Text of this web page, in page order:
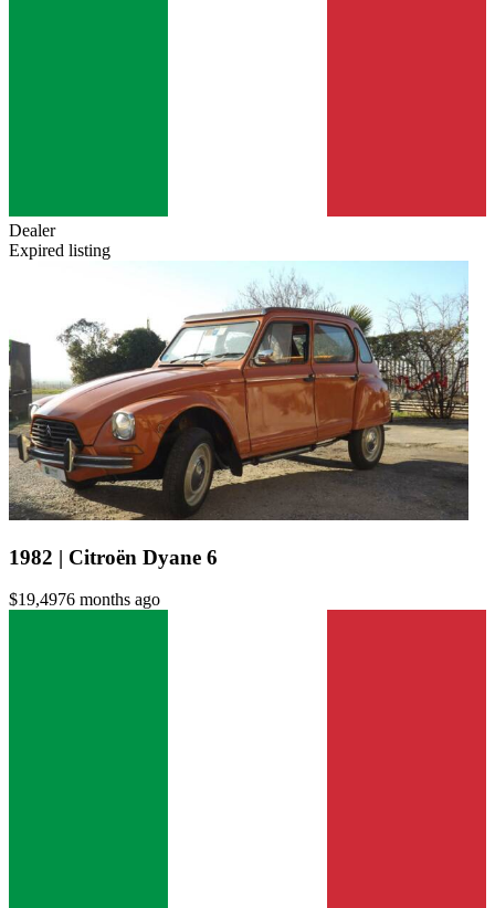
Dealer
Expired listing
1982 | Citroën Dyane 6
$19,4976 months ago